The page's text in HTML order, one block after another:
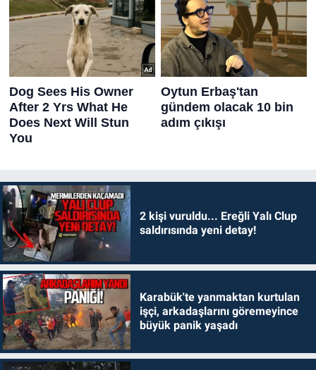
2 kişi vuruldu... Ereğli Yalı Clup
saldırısında yeni detay!
Karabük'te yanmaktan kurtulan
işçi, arkadaşlarını göremeyince
büyük panik yaşadı